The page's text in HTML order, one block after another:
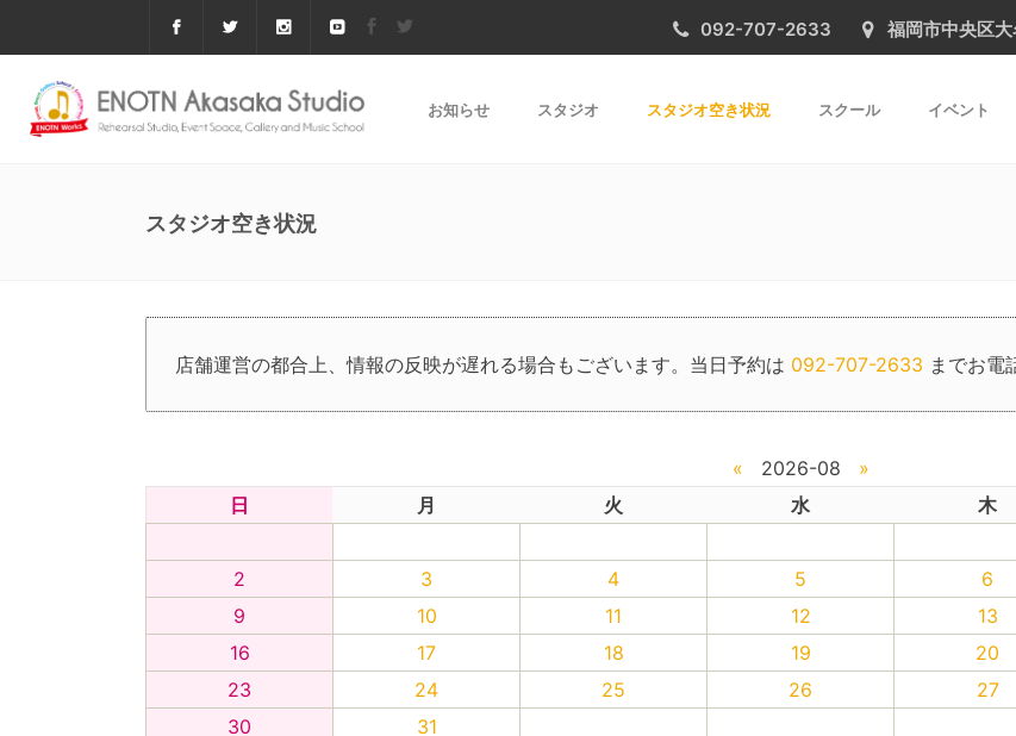
092-707-2633 福岡市中央区
お知らせ スタジオ スタジオ空き状況 スクール イベント
スタジオ空き状況
店舗運営の都合上、情報の反映が遅れる場合もございます。当日予約は 092-707-2633 までお電
« 2026-08
»
日
月 火 水 木
2
3 4 5 6
9
10 11 12 13
16
17 18 19 20
23
24 25 26 27
30
31